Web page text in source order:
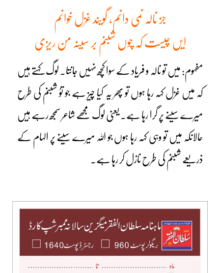
جز نالہ نمی دانم، گویند غزل خوانم
ایں چیست کہ چوں شبنم بر سینہ من ریزی
مفہوم: میں تو نالہ و فریاد کے سوا کچھ نہیں جانتا۔ لوگ کہتے ہیں
کہ میں غزل کہہ رہا ہوں تو پھر یہ کیا چیز ہے جو توُ شبنم کی طرح
میرے سینے پر گرا رہا ہے۔ یعنی لوگ مجھے شاعر سمجھ رہے ہیں
حالانکہ میں تو وہی کہہ رہا ہوں جو اللہ میرے سینے پر الہام کے
ذریعے شبنم کی طرح نازل کر رہا ہے۔